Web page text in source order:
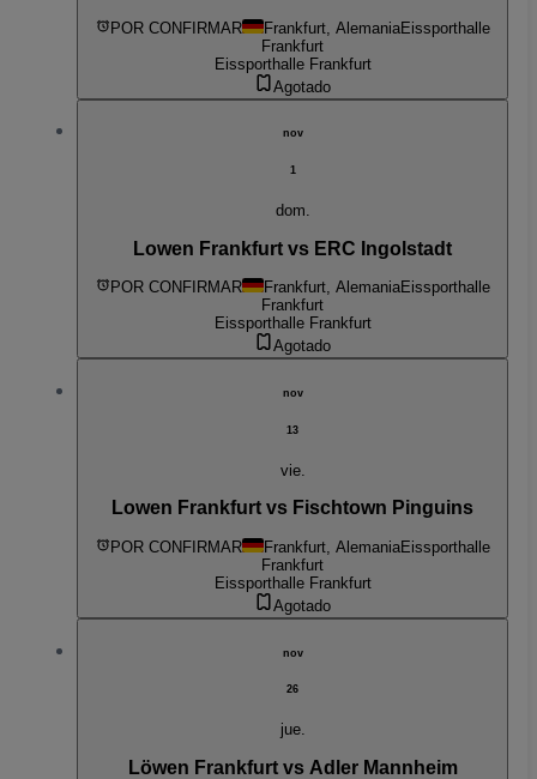
POR CONFIRMAR Frankfurt, AlemaniaEissporthalle
Frankfurt
Eissporthalle Frankfurt
Agotado
nov
1
dom.
Lowen Frankfurt vs ERC Ingolstadt
POR CONFIRMAR Frankfurt, AlemaniaEissporthalle
Frankfurt
Eissporthalle Frankfurt
Agotado
nov
13
vie.
Lowen Frankfurt vs Fischtown Pinguins
POR CONFIRMAR Frankfurt, AlemaniaEissporthalle
Frankfurt
Eissporthalle Frankfurt
Agotado
nov
26
jue.
Löwen Frankfurt vs Adler Mannheim